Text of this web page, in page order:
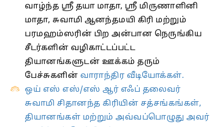
வாழ்ந்த ஸ்ரீ தயா மாதா, ஸ்ரீ மிருணாளினி
மாதா, சுவாமி ஆனந்தமயி கிரி மற்றும்
பரமஹம்ஸரின் பிற அன்பான நெருங்கிய
சீடர்களின் வழிகாட்டப்பட்ட
தியானங்களுடன் ஊக்கம் தரும்
பேச்சுகளின் வாராந்திர வீடியோக்கள்.
ஒய் எஸ் எஸ்/எஸ் ஆர் எஃப் தலைவர்
சுவாமி சிதானந்த கிரியின் சத்சங்கங்கள்,
தியானங்கள் மற்றும் அவ்வப்பொழுது அவர்